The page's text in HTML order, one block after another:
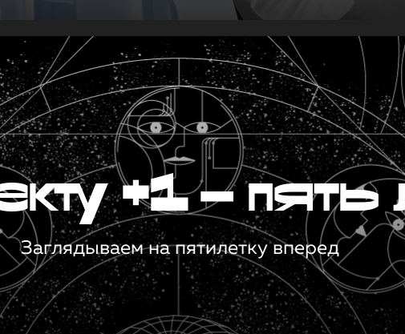
+1 — пять
Заглядываем на пятилетку вперед